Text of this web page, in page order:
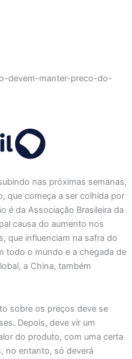
nas próximas semanas,
que começa a ser colhida por
é da Associação Brasileira da
causa do aumento nos
que influenciam na safra do
todo o mundo e a chegada de
a China, também
sobre os preços deve se
Depois, deve vir um
do produto, com uma certa
no entanto, só deverá